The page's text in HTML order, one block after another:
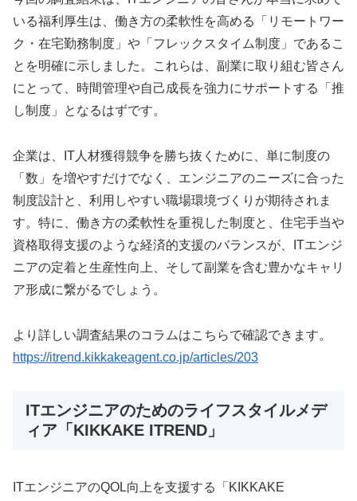
いる福利厚生は、働き方の柔軟性を高める「リモートワー
ク・在宅勤務制度」や「フレックスタイム制度」であるこ
とを明確に示しました。これらは、副業に取り組む皆さん
にとって、時間管理や自己成長を強力にサポートする「推
し制度」となるはずです。
企業は、IT人材獲得競争を勝ち抜くために、単に制度の
「数」を増やすだけでなく、エンジニアのニーズに合った
制度設計と、利用しやすい職場環境づくりが期待されま
す。特に、働き方の柔軟性を重視した制度と、住宅手当や
資格取得支援のような経済的支援のバランスが、ITエンジ
ニアの定着と生産性向上、そして副業を含む豊かなキャリ
ア形成に繋がるでしょう。
より詳しい調査結果のコラムはこちらで確認できます。
https://itrend.kikkakeagent.co.jp/articles/203
ITエンジニアのためのライフスタイルメデ
ィア「KIKKAKE ITREND」
ITエンジニアのQOL向上を支援する「KIKKAKE